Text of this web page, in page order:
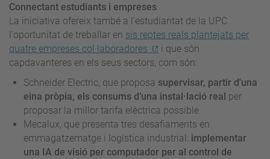
Connectant estudiants i empreses
La iniciativa ofereix també a l'estudiantat de la UPC
l'oportunitat de treballar en sis reptes reals plantejats per
quatre empreses col·laboradores
i que són
capdavanteres en els seus sectors, com són:
Schneider Electric, que proposa supervisar, partir d'una
eina pròpia, els consums d’una instal·lació real per
proposar la millor tarifa elèctrica possible.
Mecalux, que presenta tres desafiaments en
emmagatzematge i logística industrial: implementar
una IA de visió per computador per al control de